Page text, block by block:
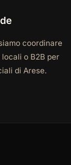
coordinare
o B2B per
di Arese.